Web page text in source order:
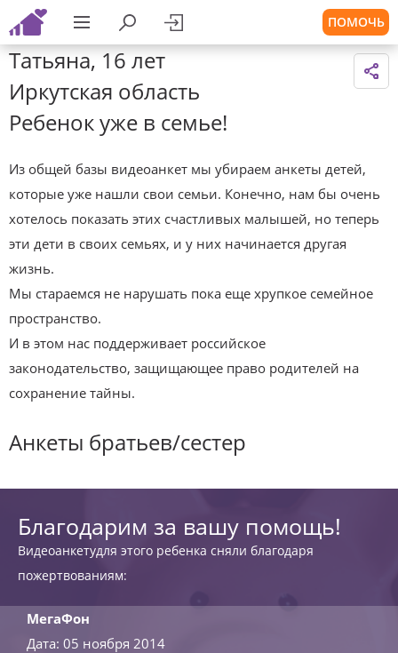
ПОМОЧЬ
Татьяна, 16 лет
Иркутская область
Ребенок уже в семье!
Из общей базы видеоанкет мы убираем анкеты детей,
которые уже нашли свои семьи. Конечно, нам бы очень
хотелось показать этих счастливых малышей, но теперь
эти дети в своих семьях, и у них начинается другая
жизнь.
Мы стараемся не нарушать пока еще хрупкое семейное
пространство.
И в этом нас поддерживает российское
законодательство, защищающее право родителей на
сохранение тайны.
Анкеты братьев/сестер
Благодарим за вашу помощь!
Видеоанкетудля этого ребенка сняли благодаря
пожертвованиям:
МегаФон
Дата: 05 ноября 2014